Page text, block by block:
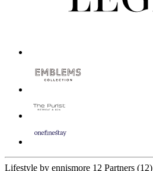
Lifestyle by ennismore 12 Partners (12)